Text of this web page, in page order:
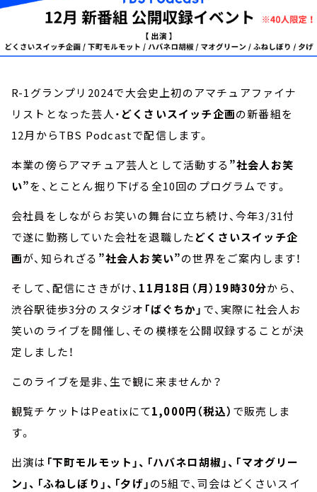
R-1グランプリ2024で大会史上初のアマチュアファイナ
リストとなった芸人・ どくさいスイッチ企画の新番組を
12月からTBS Podcastで配信します。
本業の傍らアマチュア芸人として活動する”社会人お笑
い”を、とことん掘り下げる全10回のプログラムです。
会社員をしながらお笑いの舞台に立ち続け、今年3/31付
で遂に勤務していた会社を退職したどくさいスイッチ企
画が、知られざる ”社会人お笑い”の世界をご案内します！
そして、配信にさきがけ、 11月18日（月）19時30分から、
渋谷駅徒歩3分のスタジオ 「ばぐちか」 で、実際に社会人お
笑いのライブを開催し、その模様を公開収録することが決
定しました！
このライブを是非、生で観に来ませんか？
観覧チケットはPeatixにて1,000円（税込） で販売しま
す。
出演は 「下町モルモット」、「ハバネロ胡椒」、「マオグリー
ン」、「ふねしぼり」、「夕げ」の5組で、司会はどくさいスイ